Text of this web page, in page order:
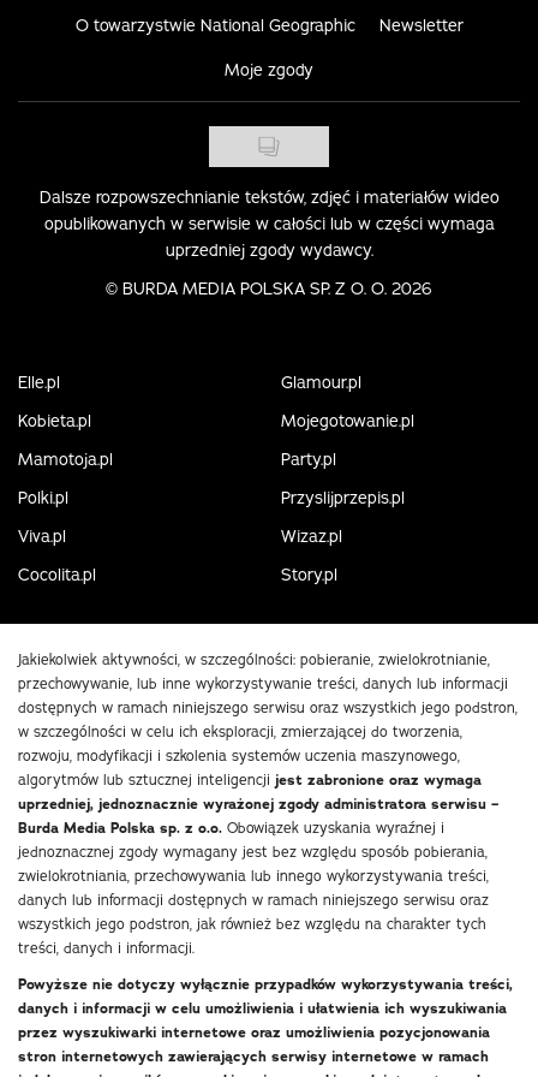
O towarzystwie National Geographic Newsletter
Moje zgody
Dalsze rozpowszechnianie tekstów, zdjęć i materiałów wideo
opublikowanych w serwisie w całości lub w części wymaga
uprzedniej zgody wydawcy.
© BURDA MEDIA POLSKA SP. Z O. O. 2026
Elle.pl
Glamour.pl
Kobieta.pl
Mojegotowanie.pl
Mamotoja.pl
Party.pl
Polki.pl
Przyslijprzepis.pl
Viva.pl
Wizaz.pl
Cocolita.pl
Story.pl
Jakiekolwiek aktywności, w szczególności: pobieranie, zwielokrotnianie,
przechowywanie, lub inne wykorzystywanie treści, danych lub informacji
dostępnych w ramach niniejszego serwisu oraz wszystkich jego podstron,
w szczególności w celu ich eksploracji, zmierzającej do tworzenia,
rozwoju, modyfikacji i szkolenia systemów uczenia maszynowego,
algorytmów lub sztucznej inteligencji jest zabronione oraz wymaga
uprzedniej, jednoznacznie wyrażonej zgody administratora serwisu –
Burda Media Polska sp. z o.o. Obowiązek uzyskania wyraźnej i
jednoznacznej zgody wymagany jest bez względu sposób pobierania,
zwielokrotniania, przechowywania lub innego wykorzystywania treści,
danych lub informacji dostępnych w ramach niniejszego serwisu oraz
wszystkich jego podstron, jak również bez względu na charakter tych
treści, danych i informacji.
Powyższe nie dotyczy wyłącznie przypadków wykorzystywania treści,
danych i informacji w celu umożliwienia i ułatwienia ich wyszukiwania
przez wyszukiwarki internetowe oraz umożliwienia pozycjonowania
stron internetowych zawierających serwisy internetowe w ramach